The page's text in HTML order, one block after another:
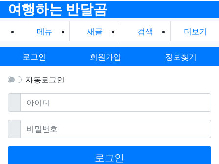
여행하는 반달곰
메뉴 새글 검색 더보기
로그인 회원가입 정보찾기
자동로그인
아이디필수
비밀번호필수
로그인